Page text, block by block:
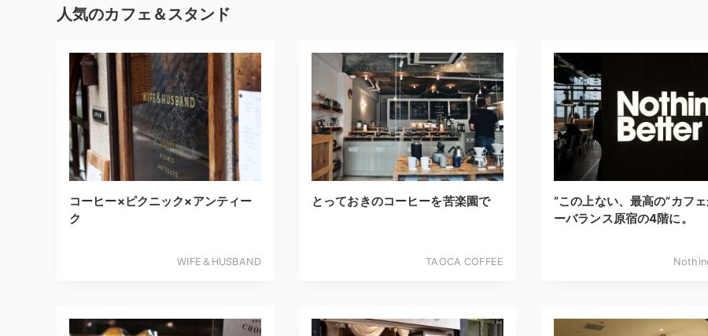
人気のカフェ＆スタンド
コーヒー×ピクニック×アンティー
ク
WIFE＆HUSBAND
とっておきのコーヒーを苦楽園で
TAOCA COFFEE
”この上ない、最高の”カフ
ーバランス原宿の4階に。